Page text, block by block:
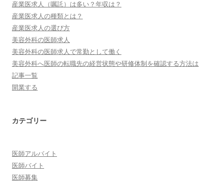
産業医求人（嘱託）は多い？年収は？
産業医求人の種類とは？
産業医求人の選び方
美容外科の医師求人
美容外科の医師求人で常勤として働く
美容外科へ医師の転職先の経営状態や研修体制を確認する方法は
記事一覧
開業する
カテゴリー
医師アルバイト
医師バイト
医師募集